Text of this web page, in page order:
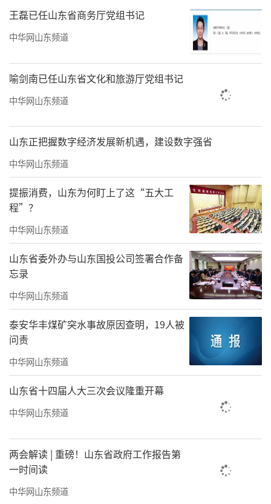
王磊已任山东省商务厅党组书记
中华网山东频道
喻剑南已任山东省文化和旅游厅党组书记
中华网山东频道
山东正把握数字经济发展新机遇，建设数字强省
中华网山东频道
提振消费，山东为何盯上了这“五大工
程”？
中华网山东频道
山东省委外办与山东国投公司签署合作备
忘录
中华网山东频道
泰安华丰煤矿突水事故原因查明，19人被
问责
中华网山东频道
山东省十四届人大三次会议隆重开幕
中华网山东频道
两会解读 | 重磅！山东省政府工作报告第
一时间读
中华网山东频道